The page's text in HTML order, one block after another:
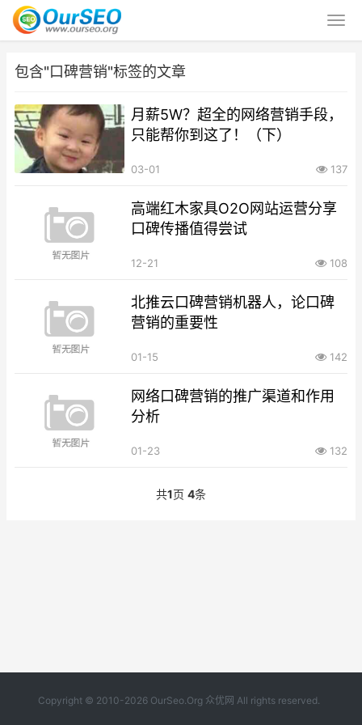
包含"口碑营销"标签的文章
月薪5W？超全的网络营销手段，
只能帮你到这了！（下）
03-01 137
高端红木家具O2O网站运营分享
口碑传播值得尝试
12-21 108
北推云口碑营销机器人，论口碑
营销的重要性
01-15 142
网络口碑营销的推广渠道和作用
分析
01-23 132
共1页 4条
Copyright © 2010-2026 OurSeo.Org 众优网 All rights reserved.